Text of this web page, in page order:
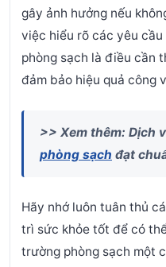
gây ảnh hưởng nếu
việc hiểu rõ các yêu
phòng sạch là điều cần
đảm bảo hiệu quả công
>> Xem thêm: Dịch
phòng sạch đạt
Hãy nhớ luôn tuân thủ
trì sức khỏe tốt để có
trường phòng sạch một